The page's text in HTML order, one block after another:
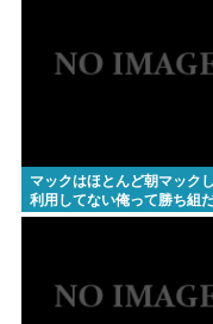
【高市】 糖尿病
いダイスキ！も
園が半減 取材で
どおじみたいのが
ら本社にクレー
ここ数年「どっち
マックはほとんど朝マック
利用してない俺って勝ち組
な